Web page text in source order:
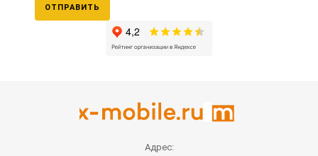
ОТПРАВИТЬ
Адрес: